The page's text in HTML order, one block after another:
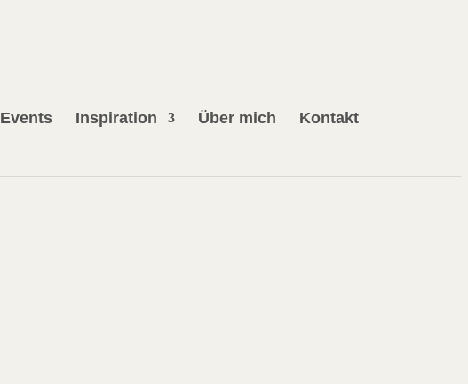
Events Inspiration Über mich Kontakt